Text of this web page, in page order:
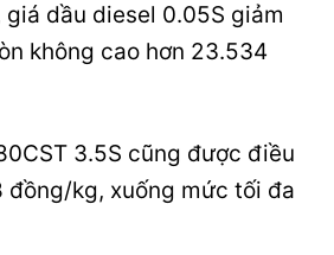
giá dầu diesel 0.05S giảm
không cao hơn 23.534
3.5S cũng được điều
đồng/kg, xuống mức tối đa